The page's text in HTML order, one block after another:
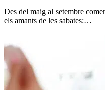
Des del maig al setembre
els amants de les sabates:…